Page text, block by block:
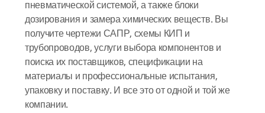
пневматической системой, а также блоки
дозирования и замера химических веществ. Вы
получите чертежи САПР, схемы КИП и
трубопроводов, услуги выбора компонентов и
поиска их поставщиков, спецификации на
материалы и профессиональные испытания,
упаковку и поставку. И все это от одной и той же
компании.